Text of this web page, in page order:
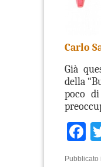
Carlo
Già
della
poco
Pubblicato